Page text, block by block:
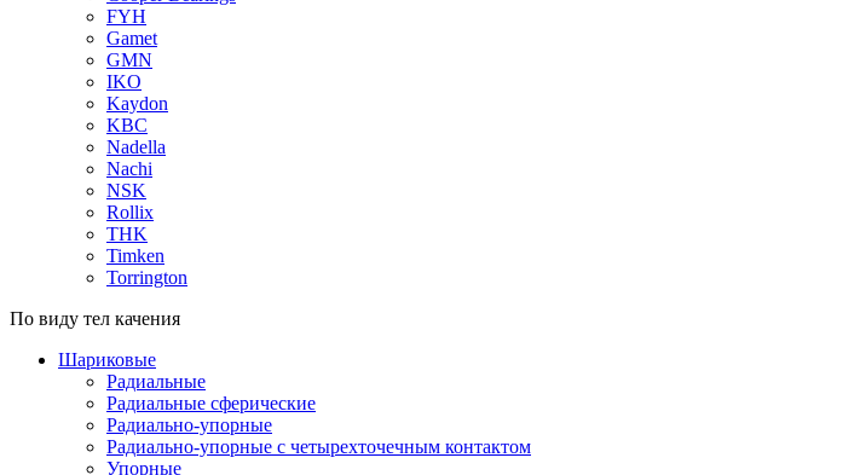
FYH
Gamet
GMN
IKO
Kaydon
KBC
Nadella
Nachi
NSK
Rollix
THK
Timken
Torrington
По виду тел качения
Шариковые
Радиальные
Радиальные сферические
Радиально-упорные
Радиально-упорные с четырехточечным контактом
Упорные